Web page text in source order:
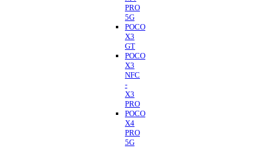
PRO
5G
POCO
X3
GT
POCO
X3
NFC
-
X3
PRO
POCO
X4
PRO
5G